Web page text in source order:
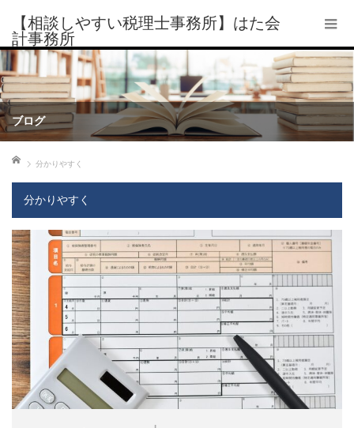
【相談しやすい税理士事務所】はた会
計事務所
ブログ
ホーム
分かりやすく
分かりやすく